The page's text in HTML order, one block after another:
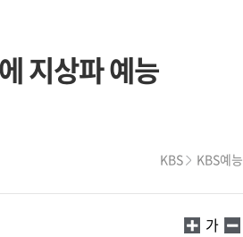
지상파 예능
KBS KBS예능
가